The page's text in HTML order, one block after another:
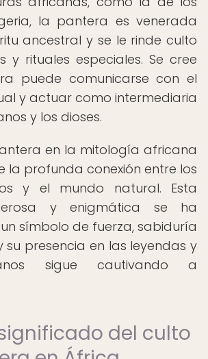
la pantera es venerada
ancestral y se le rinde culto
y rituales especiales. Se cree
puede comunicarse con el
y actuar como intermediaria
y los dioses.
en la mitología africana
la profunda conexión entre los
y el mundo natural. Esta
y enigmática se ha
símbolo de fuerza, sabiduría
su presencia en las leyendas y
sigue cautivando a
del culto